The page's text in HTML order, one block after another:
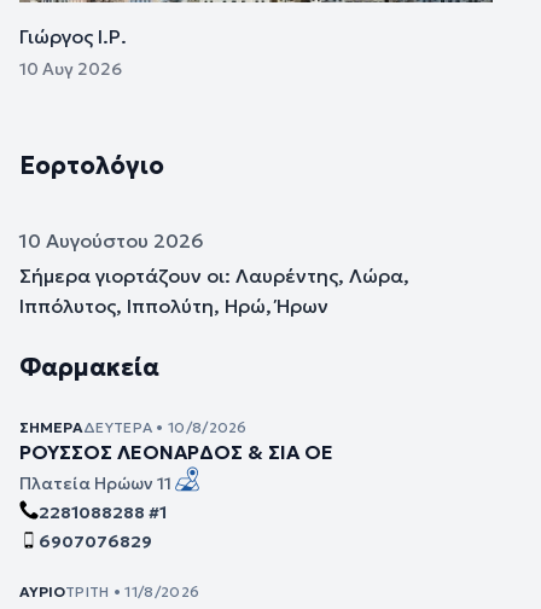
Γιώργος Ι.Ρ.
10 Αυγ 2026
Εορτολόγιο
10 Αυγούστου 2026
Σήμερα γιορτάζουν οι: Λαυρέντης, Λώρα,
Ιππόλυτος, Ιππολύτη, Ηρώ, Ήρων
Φαρμακεία
ΣΉΜΕΡΑΔΕΥΤΈΡΑ • 10/8/2026
ΡΟΥΣΣΟΣ ΛΕΟΝΑΡΔΟΣ & ΣΙΑ ΟΕ
Πλατεία Ηρώων 11
2281088288 #1
6907076829
ΑΎΡΙΟΤΡΊΤΗ • 11/8/2026